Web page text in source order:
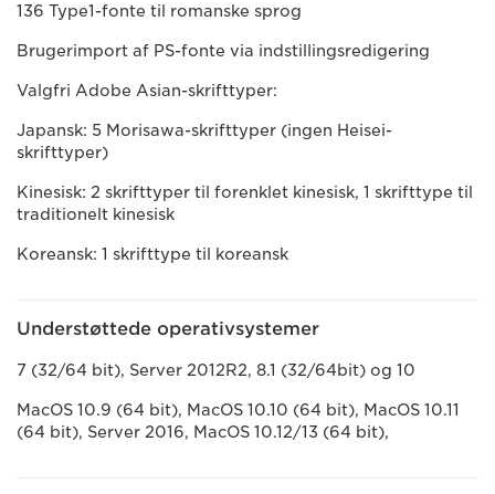
136 Type1-fonte til romanske sprog
Brugerimport af PS-fonte via indstillingsredigering
Valgfri Adobe Asian-skrifttyper:
Japansk: 5 Morisawa-skrifttyper (ingen Heisei-
skrifttyper)
Kinesisk: 2 skrifttyper til forenklet kinesisk, 1 skrifttype til
traditionelt kinesisk
Koreansk: 1 skrifttype til koreansk
Understøttede operativsystemer
7 (32/64 bit), Server 2012R2, 8.1 (32/64bit) og 10
MacOS 10.9 (64 bit), MacOS 10.10 (64 bit), MacOS 10.11
(64 bit), Server 2016, MacOS 10.12/13 (64 bit),